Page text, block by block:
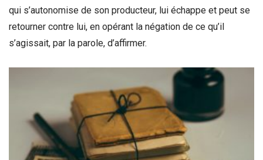
qui s’autonomise de son producteur, lui échappe et peut se
retourner contre lui, en opérant la négation de ce qu’il
s’agissait, par la parole, d’affirmer.